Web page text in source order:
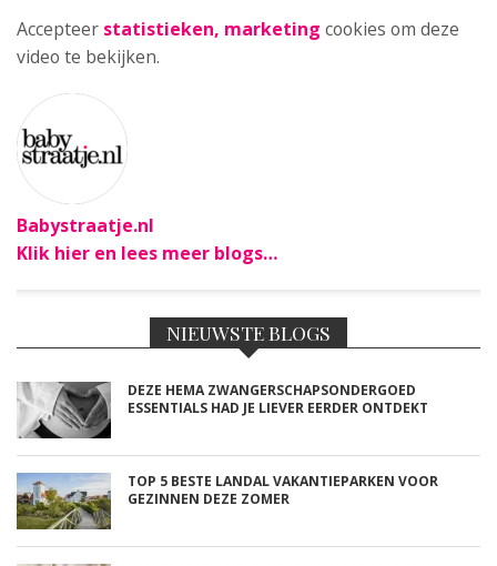
Accepteer statistieken, marketing cookies om deze
video te bekijken.
Babystraatje.nl
Klik hier en lees meer blogs…
NIEUWSTE BLOGS
DEZE HEMA ZWANGERSCHAPSONDERGOED
ESSENTIALS HAD JE LIEVER EERDER ONTDEKT
TOP 5 BESTE LANDAL VAKANTIEPARKEN VOOR
GEZINNEN DEZE ZOMER